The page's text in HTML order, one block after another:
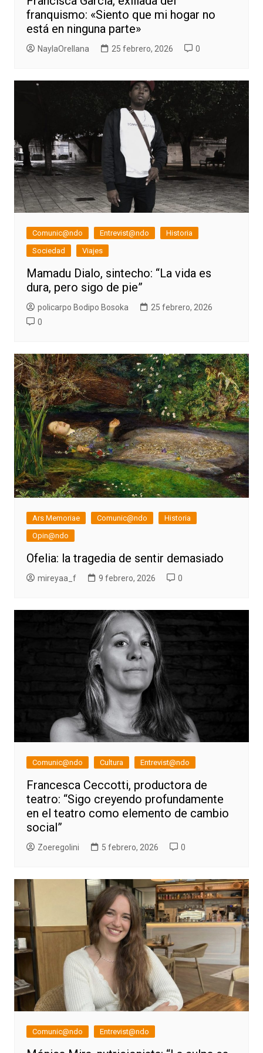
franquismo: «Siento que mi hogar no
está en ninguna parte»
NaylaOrellana 25 febrero, 2026 0
Comunic@ndo Entrevist@ndo
Historia
Sociedad
Viajes
Mamadu Dialo, sintecho: “La vida es
dura, pero sigo de pie”
policarpo Bodipo Bosoka
25 febrero, 2026
0
Ars Memoriae Comunic@ndo
Historia
Opin@ndo
Ofelia: la tragedia de sentir demasiado
mireyaa_f 9 febrero, 2026 0
Comunic@ndo Cultura Entrevist@ndo
Francesca Ceccotti, productora de
teatro: “Sigo creyendo profundamente
en el teatro como elemento de cambio
social”
Zoeregolini 5 febrero, 2026 0
Comunic@ndo Entrevist@ndo